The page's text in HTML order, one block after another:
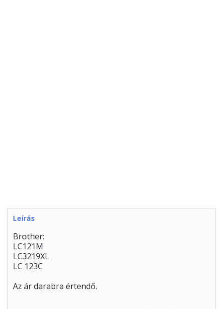
Leírás
Brother:
LC121M
LC3219XL
LC 123C
Az ár darabra értendő.